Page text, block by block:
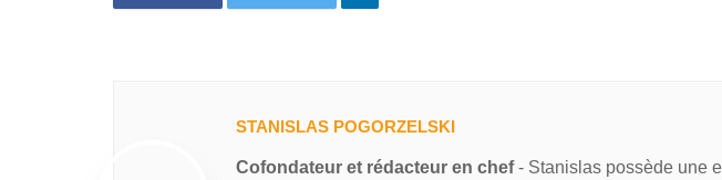
STANISLAS POGORZELSKI
Cofondateur et rédacteur en chef- Stanislas possède une